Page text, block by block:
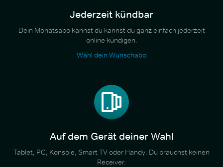
Jederzeit kündbar
Dein Monatsabo kannst du kannst du ganz einfach jederzeit
online kündigen.
Wähl dein Wunschabo
Auf dem Gerät deiner Wahl
Tablet, PC, Konsole, Smart TV oder Handy. Du brauchst keinen
Receiver.